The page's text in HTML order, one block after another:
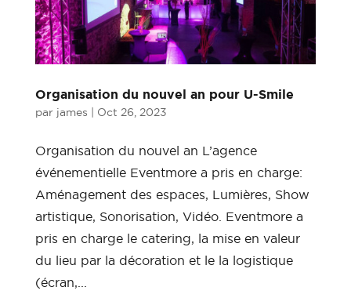
Organisation du nouvel an pour U-Smile
par james Oct 26, 2023
Organisation du nouvel an L’agence
événementielle Eventmore a pris en charge:
Aménagement des espaces, Lumières, Show
artistique, Sonorisation, Vidéo. Eventmore a
pris en charge le catering, la mise en valeur
du lieu par la décoration et le la logistique
(écran,...